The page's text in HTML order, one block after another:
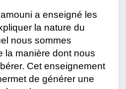
a enseigné les
la nature du
nous sommes
la manière dont nous
Cet enseignement
de générer une